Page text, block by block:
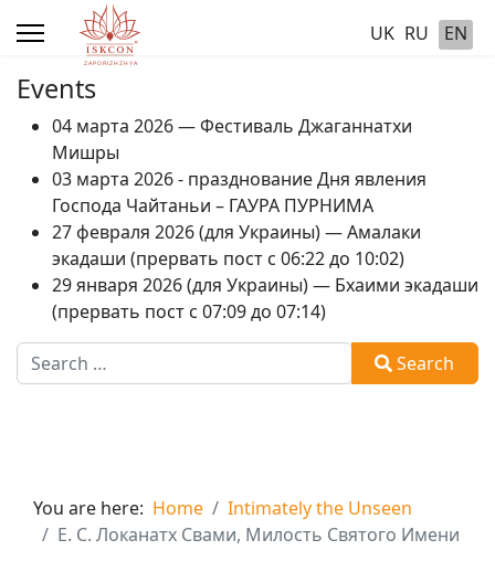
UK RU EN
Events
04 марта 2026 — Фестиваль Джаганнатхи
Мишры
03 марта 2026 - празднование Дня явления
Господа Чайтаньи – ГАУРА ПУРНИМА
27 февраля 2026 (для Украины) — Амалаки
экадаши (прервать пост с 06:22 до 10:02)
29 января 2026 (для Украины) — Бхаими экадаши
(прервать пост с 07:09 до 07:14)
Search
Search
You are here: Home
Intimately the Unseen
Е. С. Локанатх Свами, Милость Святого Имени